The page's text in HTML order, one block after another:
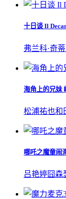
十日谈 Il
弗兰科·奇蒂
海角上的兄妹
松浦祐也和
哪吒之魔童闹
吕艳婷囧森